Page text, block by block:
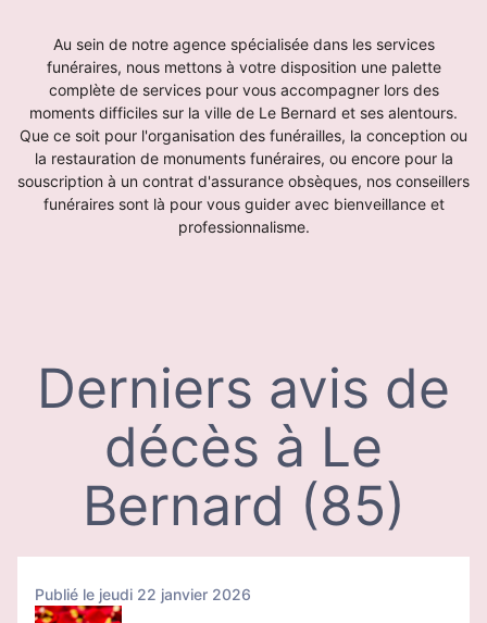
Au sein de notre agence spécialisée dans les services
funéraires, nous mettons à votre disposition une palette
complète de services pour vous accompagner lors des
moments difficiles sur la ville de Le Bernard et ses alentours.
Que ce soit pour l'organisation des funérailles, la conception ou
la restauration de monuments funéraires, ou encore pour la
souscription à un contrat d'assurance obsèques, nos conseillers
funéraires sont là pour vous guider avec bienveillance et
professionnalisme.
Derniers avis de
décès à Le
Bernard (85)
Publié le jeudi 22 janvier 2026